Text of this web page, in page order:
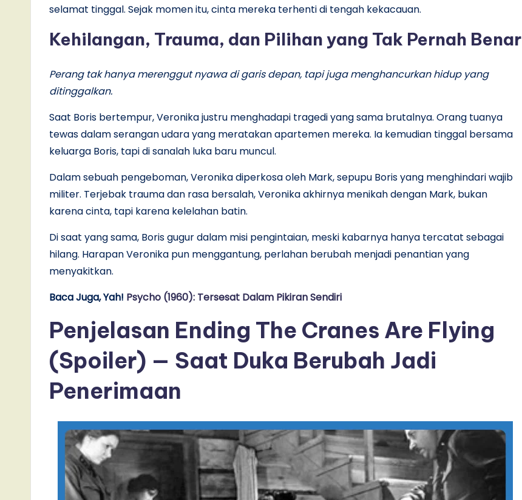
selamat tinggal. Sejak momen itu, cinta mereka terhenti di tengah kekacauan.
Kehilangan, Trauma, dan Pilihan yang Tak Pernah Benar
Perang tak hanya merenggut nyawa di garis depan, tapi juga menghancurkan hidup yang
ditinggalkan.
Saat Boris bertempur, Veronika justru menghadapi tragedi yang sama brutalnya. Orang tuanya
tewas dalam serangan udara yang meratakan apartemen mereka. Ia kemudian tinggal bersama
keluarga Boris, tapi di sanalah luka baru muncul.
Dalam sebuah pengeboman, Veronika diperkosa oleh Mark, sepupu Boris yang menghindari wajib
militer. Terjebak trauma dan rasa bersalah, Veronika akhirnya menikah dengan Mark, bukan
karena cinta, tapi karena kelelahan batin.
Di saat yang sama, Boris gugur dalam misi pengintaian, meski kabarnya hanya tercatat sebagai
hilang. Harapan Veronika pun menggantung, perlahan berubah menjadi penantian yang
menyakitkan.
Baca Juga, Yah! Psycho (1960): Tersesat Dalam Pikiran Sendiri
Penjelasan Ending The Cranes Are Flying
(Spoiler) — Saat Duka Berubah Jadi
Penerimaan